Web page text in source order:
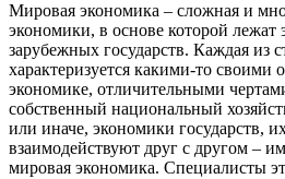
Мировая экономика – сложная и
экономики, в основе которой лежат
зарубежных государств. Каждая из
характеризуется какими-то своими
экономике, отличительными
собственный национальный
или иначе, экономики государств,
взаимодействуют друг с другом –
мировая экономика. Специалисты